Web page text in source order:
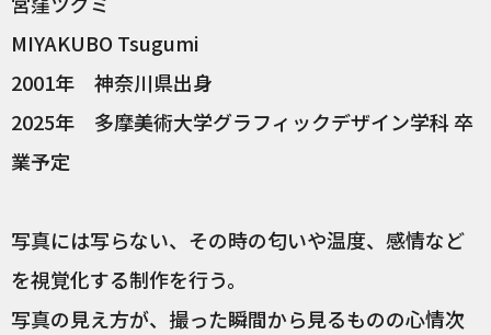
MIYAKUBO Tsugumi
2001年 神奈川県出身
2025年 多摩美術大学グラフィックデザイン学科 卒
業予定
写真には写らない、その時の匂いや温度、感情など
を視覚化する制作を行う。
写真の見え方が、撮った瞬間から見るものの心情次